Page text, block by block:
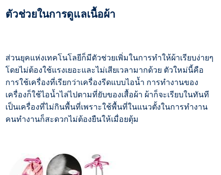
ตัวช่วยในการดูแลเนื้อผ้า
ส่วนยุคแห่งเทคโนโลยีก็มีตัวช่วยเพิ่มในการทำให้ผ้าเรียบง่ายๆ
โดยไม่ต้องใช้แรงเยอะและไม่เสียเวลามากด้วย ตัวใหม่นี้คือ
การใช้เครื่องที่เรียกว่าเครื่องรีดแบบไอน้ำ การทำงานของ
เครื่องก็ใช้ไอน้ำไล่ไปตามที่ยับของเสื้อผ้า ผ้าก็จะเรียบในทันที
เป็นเครื่องที่ไม่กินพื้นที่เพราะใช้พื้นที่ในแนวตั้งในการทำงาน
คนทำงานก็สะดวกไม่ต้องยืนให้เมื่อยตุ้ม